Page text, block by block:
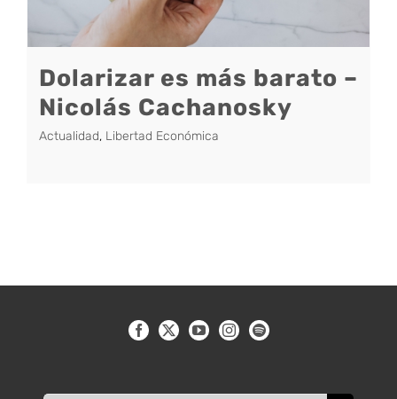
Dolarizar es más barato –
Nicolás Cachanosky
Actualidad, Libertad Económica